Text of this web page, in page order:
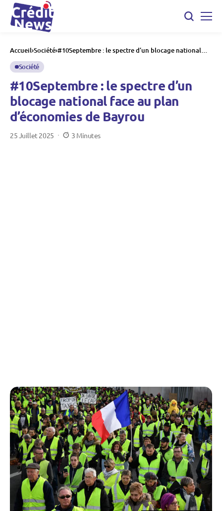
Accueil Société #10Septembre : le spectre d’un blocage national
face au plan d’économies de Bayrou
Société
#10Septembre : le spectre d’un
blocage national face au plan
d’économies de Bayrou
25 Juillet 2025 3 Minutes